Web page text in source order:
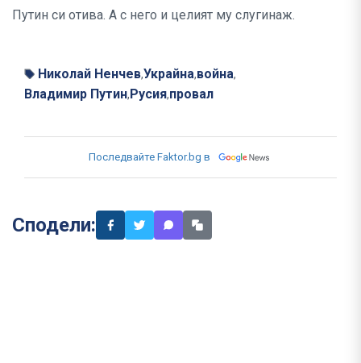
Путин си отива. А с него и целият му слугинаж.
Николай Ненчев,Украйна,война,
Владимир Путин, Русия,провал
Последвайте Faktor.bg в
Сподели: